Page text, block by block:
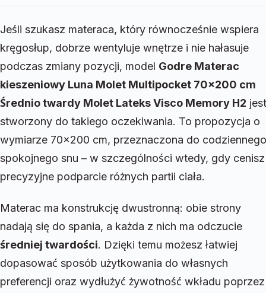
Jeśli szukasz materaca, który równocześnie wspiera
kręgosłup, dobrze wentyluje wnętrze i nie hałasuje
podczas zmiany pozycji, model Godre Materac
kieszeniowy Luna Molet Multipocket 70×200 cm
Średnio twardy Molet Lateks Visco Memory H2 jest
stworzony do takiego oczekiwania. To propozycja o
wymiarze 70×200 cm, przeznaczona do
spokojnego snu – w szczególności wtedy, gdy cenisz
precyzyjne podparcie różnych partii ciała.
Materac ma konstrukcję dwustronną: obie strony
nadają się do spania, a każda z nich ma odczucie
średniej twardości. Dzięki temu możesz łatwiej
dopasować sposób użytkowania do własnych
preferencji oraz wydłużyć żywotność wkładu poprzez